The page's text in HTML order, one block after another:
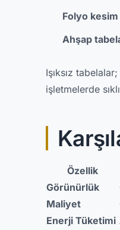
Folyo
Ahşap
Işıksız
işletmelerde
Özellik
Görünürlük
Maliyet
Enerji Tüketimi